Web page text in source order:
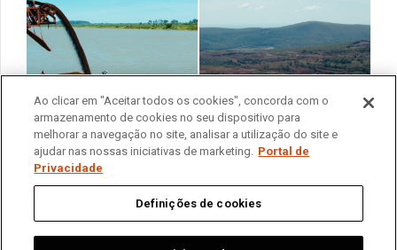
Home 我们是谁 业务 可持续发展 新闻
与我们联系
Ao clicar em "Aceitar todos os cookies", concorda com o
armazenamento de cookies no seu dispositivo para
melhorar a navegação no site, analisar a utilização do site e
ajudar nas nossas iniciativas de marketing. Portal de
Privacidade
Definições de cookies